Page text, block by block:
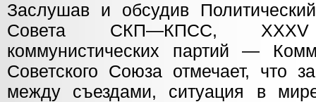
Заслушав и обсудив
Совета СКП—КПСС,
коммунистических партий —
Советского Союза отмечает, что
между съездами, ситуация в